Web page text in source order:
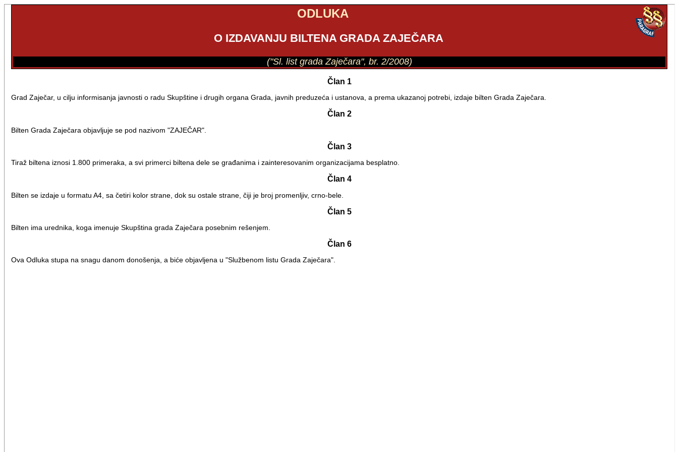
ODLUKA
O IZDAVANJU BILTENA GRADA ZAJEČARA
("Sl. list grada Zaječara", br. 2/2008)
Član 1
Grad Zaječar, u cilju informisanja javnosti o radu Skupštine i drugih organa Grada, javnih preduzeća i ustanova, a prema ukazanoj potrebi, izdaje bilten Grada Zaječara.
Član 2
Bilten Grada Zaječara objavljuje se pod nazivom "ZAJEČAR".
Član 3
Tiraž biltena iznosi 1.800 primeraka, a svi primerci biltena dele se građanima i zainteresovanim organizacijama besplatno.
Član 4
Bilten se izdaje u formatu A4, sa četiri kolor strane, dok su ostale strane, čiji je broj promenljiv, crno-bele.
Član 5
Bilten ima urednika, koga imenuje Skupština grada Zaječara posebnim rešenjem.
Član 6
Ova Odluka stupa na snagu danom donošenja, a biće objavljena u "Službenom listu Grada Zaječara".